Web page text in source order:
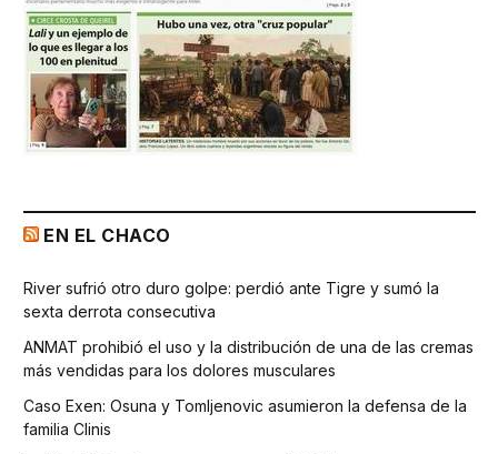
EN EL CHACO
River sufrió otro duro golpe: perdió ante Tigre y sumó la
sexta derrota consecutiva
ANMAT prohibió el uso y la distribución de una de las cremas
más vendidas para los dolores musculares
Caso Exen: Osuna y Tomljenovic asumieron la defensa de la
familia Clinis